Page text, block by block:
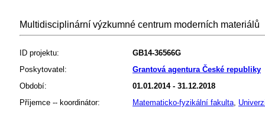
Multidisciplinární výzkumné centrum moderních materiálů
ID projektu:
GB14-36566G
Poskytovatel:
Grantová agentura České republiky
Období:
01.01.2014 - 31.12.2018
Příjemce -- koordinátor:
Matematicko-fyzikální fakulta,